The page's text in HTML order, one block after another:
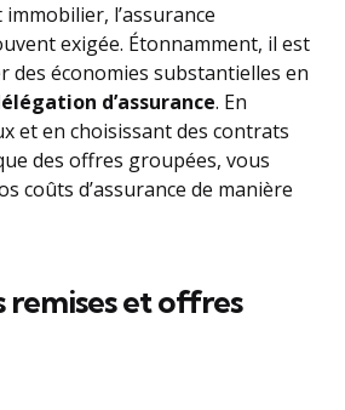
l’assurance
exigée. Étonnamment, il est
des économies substantielles en
d’assurance. En
et en choisissant des contrats
des offres groupées, vous
coûts d’assurance de manière
remises et offres